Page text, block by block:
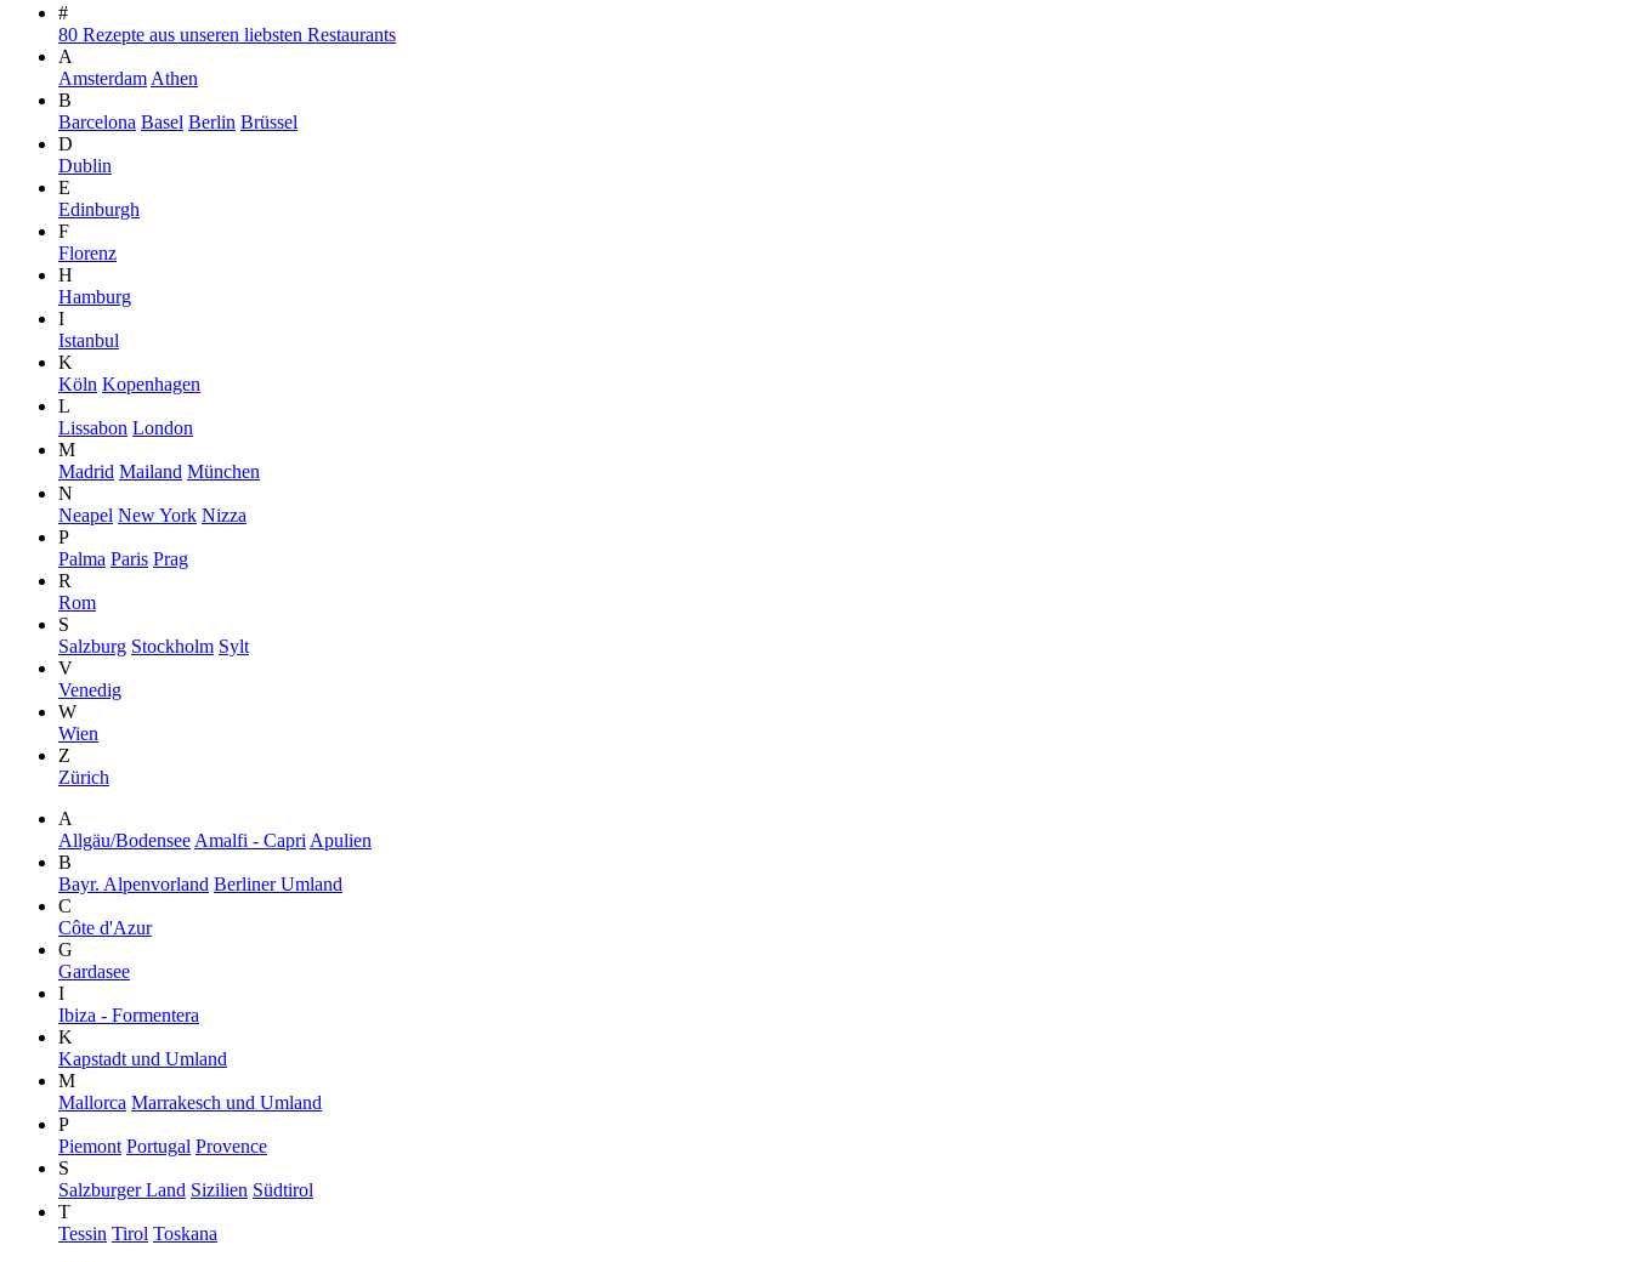
#
80 Rezepte aus unseren liebsten Restaurants
A
Amsterdam Athen
B
Barcelona Basel Berlin Brüssel
D
Dublin
E
Edinburgh
F
Florenz
H
Hamburg
I
Istanbul
K
Köln Kopenhagen
L
Lissabon London
M
Madrid Mailand München
N
Neapel New York Nizza
P
Palma Paris Prag
R
Rom
S
Salzburg Stockholm Sylt
V
Venedig
W
Wien
Z
Zürich
A
Allgäu/Bodensee Amalfi - Capri Apulien
B
Bayr. Alpenvorland Berliner Umland
C
Côte d'Azur
G
Gardasee
I
Ibiza - Formentera
K
Kapstadt und Umland
M
Mallorca Marrakesch und Umland
P
Piemont Portugal Provence
S
Salzburger Land Sizilien Südtirol
T
Tessin Tirol Toskana